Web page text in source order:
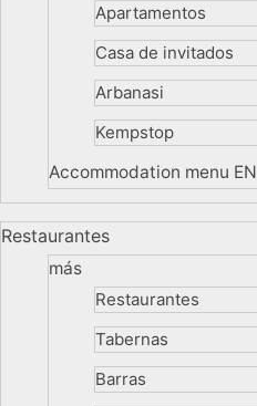
Apartamentos
Casa de invitados
Arbanasi
Kempstop
Accommodation menu EN
Restaurantes
más
Restaurantes
Tabernas
Barras